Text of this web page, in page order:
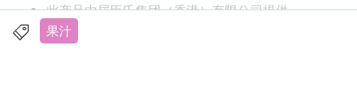
此产品由屈臣氏集团（香港）有限公司提供。
如有任何争议，屈臣氏集团（香港）有限公司及生
果汁